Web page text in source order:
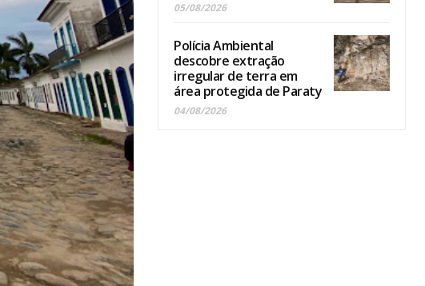
05/08/2026
Polícia Ambiental
descobre extração
irregular de terra em
área protegida de Paraty
04/08/2026